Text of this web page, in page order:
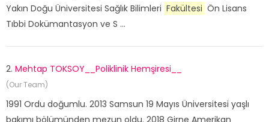
Yakın Doğu Üniversitesi Sağlık Bilimleri Fakültesi Ön Lisans
Tıbbi Dokümantasyon ve S ...
2. Mehtap TOKSOY__Poliklinik Hemşiresi__
(Our Team)
1991 Ordu doğumlu. 2013 Samsun 19 Mayıs Üniversitesi yaşlı
bakımı bölümünden mezun oldu. 2018 Girne Amerikan